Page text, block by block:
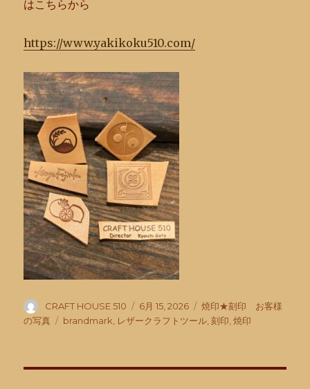
はこちらから
https://www.yakikoku510.com/
投
稿
CRAFT HOUSE 510
投
稿
6月 15, 2026
カ
テ
焼印★刻印 お客様
の写真
タ
brandmark レザークラフトツール ,刻印 ,焼印